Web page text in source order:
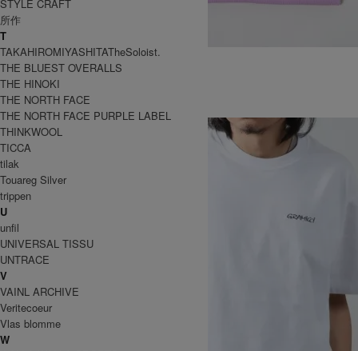
B S/S Pocket Tee
4,180円(税込) 2,926円(税込)
GRAMICCI
グラミチ
STYLE CRAFT
所作
T
TAKAHIROMIYASHITATheSoloist.
THE BLUEST OVERALLS
THE HINOKI
THE NORTH FACE
THE NORTH FACE PURPLE LABEL
THINKWOOL
TICCA
tilak
Touareg Silver
trippen
U
unfil
UNIVERSAL TISSU
UNTRACE
V
VAINL ARCHIVE
Veritecoeur
Vlas blomme
W